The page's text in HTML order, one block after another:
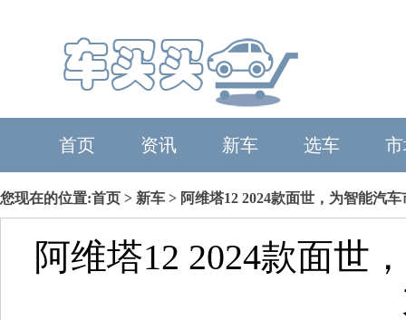
首页 资讯 新车 选车
您现在的位置:首页 > 新车 > 阿维塔12 2024款面世，为智能汽
阿维塔12 2024款面世